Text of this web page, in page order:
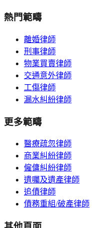
熱門範疇
離婚律師
刑事律師
物業買賣律師
交通意外律師
工傷律師
漏水糾紛律師
更多範疇
醫療疏忽律師
商業糾紛律師
僱傭糾紛律師
遺囑及遺產律師
追債律師
債務重組/破產律師